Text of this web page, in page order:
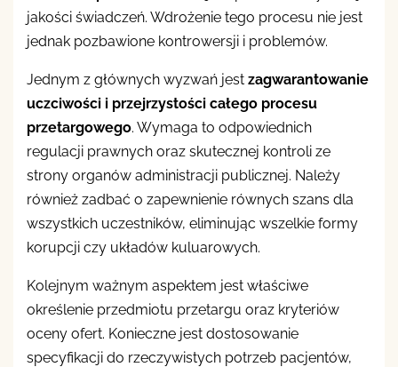
jakości świadczeń. Wdrożenie tego procesu nie jest
jednak pozbawione kontrowersji i problemów.
Jednym z głównych wyzwań jest zagwarantowanie
uczciwości i przejrzystości całego procesu
przetargowego. Wymaga to odpowiednich
regulacji prawnych oraz skutecznej kontroli ze
strony organów administracji publicznej. Należy
również zadbać o zapewnienie równych szans dla
wszystkich uczestników, eliminując wszelkie formy
korupcji czy układów kuluarowych.
Kolejnym ważnym aspektem jest właściwe
określenie przedmiotu przetargu oraz kryteriów
oceny ofert. Konieczne jest dostosowanie
specyfikacji do rzeczywistych potrzeb pacjentów,